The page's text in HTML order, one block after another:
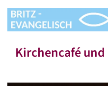
Kirchencafé